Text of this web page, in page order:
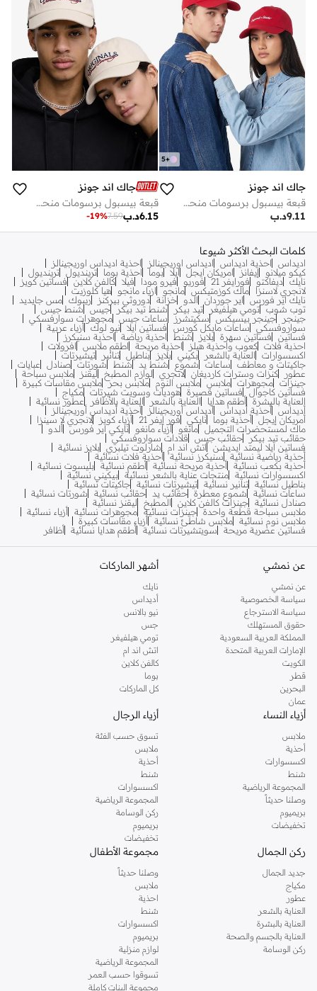
+
5
جاك اند جونز
قبعة بيسبول برسومات منحنية
د.ب9.11
جاك اند جونز
قبعة بيسبول برسومات منحنية
د.ب6.15
7.59
-19%
كلمات البحث الأكثر شيوعا
اديداس احذية اديداس اديداس اوريجينالز
احذية اديداس اوريجينالز
كيكو ميلانو
إيفانز امريكان ايجل ايلا بوما احذية بوما ترينديول ترينديول
نايك ديفاكتو فورايفر 21 فوريو فيرو مودا فيلا كالفن كلاين فساتين كويز
لانجري لاسنزا
ماك كوزمتيكس مانجو ازياء مانجو
هيا كلوزيت
نايك اير فورس
اير جوردان الدو خزانة دوروثي بيركنز ريبوك مس جايديد
توب شوب تومي هيلفيغر تيد بيكر شنط تيد بيكر جيس شنط جيس
جينجر
جينجر بيسيكس سكيتشرز ساعات جيس مجوهرات سوارفسكي
سواروفسكي
ساعات مايكل كورس فساتين ايلا نيو لوك أزياء عربية
فساتين
فساتين سهرة بلايز شنط احذية رياضة
احذية سنيكرز
احذية فلات كعوب واحذية هيلز احذية مريحة اطقم ملابس
افرولات
اكسسوارات
العناية بالشعر بكيني بلايز بناطيل تنانير
تيشيرتات
جاكيتات و معاطف
ساعات شموع شنط يد شنط شورتات صنادل
عبايات
عطور
كنزات وسترات كارديغان لانجري لوازم المطبخ ليقنز
ملابس سباحة
جينزات مجوهرات ملابس ملابس النوم ملابس بحر ملابس مقاسات كبيرة
فساتين كاجوال
فساتين قصيرة هوديات وسويت شيرتات مكياج
العناية بالبشرة أطقم هدايا العناية بالشعر العناية بالأظافر
عطور نسائية
أديداس أحذية أديداس أديداس أوريجينالز
أحذية أديداس أوريجينالز
أمريكان إيجل أحذية بوما نايكي فور إيفر 21 أزياء كويز
لانجري لا سينزا
ماك لمستحضرات التجميل مانغو أزياء مانغو نايكي اير فورس ألدو
حقائب تيد بيكر حقائب جيس
قلادات سواروفسكي
فساتين ايلا ليمتد ايديشن اتش اند ام شارلوت تيلبري بلايز نسائية
أحذية رياضية نسائية
سنيكرز نسائية أحذية فلات نسائية
أحذية بكعب نسائية أحذية مريحة نسائية أطقم نسائية بليسوت نسائية
اكسسوارات نسائية منتجات عناية بالشعر نسائية بيكيني نسائية
بناطيل نسائية تنانير نسائية تيشيرتات نسائية جاكيتات نسائية
ساعات نسائية
شموع معطرة حقائب يد حقائب نسائية
شورتات نسائية
صنادل نسائية جينزات كالفن كلاين المطبخ
ليقنز نسائية
ملابس سباحة قطعة واحدة جينزات نسائية مجوهرات نسائية أزياء نسائية
ملابس نوم نسائية ملابس شاطئ نسائية أزياء مقاسات كبيرة
فساتين عصرية مريحة
سويتشيرتات نسائية أطقم هدايا نسائية أظافر
عن نمشي
عن نمشي
سياسة الخصوصية
سياسة الاسترجاع
حقوق المستهلك
المملكة العربية السعودية
الإمارات العربية المتحدة
الكويت
قطر
البحرين
عمان
أشهر الماركات
نايك
أديداس
نيو بالانس
جس
تومي هيلفيغر
اتش اند ام
كالفن كلاين
بوما
كل الماركات
أزياء النساء
ملابس
أحذية
اكسسوارات
شنط
المجموعة الرياضية
وصلنا حديثاً
بريميوم
تخفيضات
أزياء الرجال
تسوق حسب الفئة
ملابس
أحذية
شنط
اكسسوارات
المجموعة الرياضية
ركن الوسامة
بريميوم
تخفيضات
ركن الجمال
جديد الجمال
مكياج
عطور
العناية بالشعر
العناية بالبشرة
العناية بالجسم والصحة
ركن الوسامة
مجموعة الأطفال
وصلنا حديثاً
ملابس
احذية
شنط
اكسسوارات
بريميوم
لوازم منزلية
المجموعة الرياضية
تسوقوا حسب العمر
مجموعة البنات كاملة